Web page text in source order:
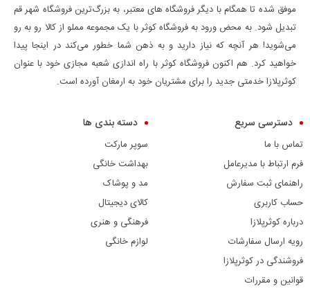
موفق شده تا همگام با دیگر فروشگاه های معتبر، به بزرگ‌ترین فروشگاه شهر قم
تبدیل شود. به محض ورود به فروشگاه کوثر با یک مجموعه مملو از کالا رو به رو
می‌شوید! هر آنچه که نیاز دارید و به ذهن شما خطور می‌کند در اینجا پیدا
خواهید کرد. هم اکنون فروشگاه کوثر با راه اندازی شعبه مجازی خود با عنوان
کوثرپلازا خدمتی جدید را برای مشتریان خود به ارمغان آورده است.
دسترسی سریع
تماس با ما
فرم ارتباط با مدیرعامل
راهنمای ثبت سفارش
حساب کاربری
درباره کوثرپلازا
رویه ارسال سفارشات
فروشندگی در کوثرپلازا
قوانین و مقررات
دسته بندی ها
سوپر مارکت
بهداشت خانگی
مد و پوشاک
کالای دیجیتال
فرهنگی و هنری
لوازم خانگی